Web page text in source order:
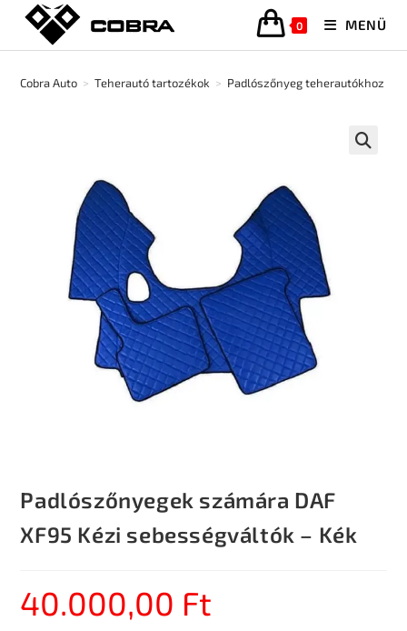
0 MENÜ
Cobra Auto > Teherautó tartozékok > Padlószőnyeg teherautókhoz
Padlószőnyegek számára DAF
XF95 Kézi sebességváltók – Kék
40.000,00 Ft